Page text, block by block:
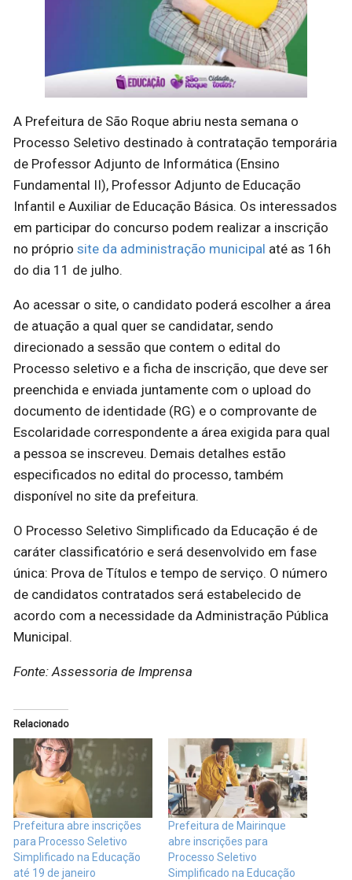
A Prefeitura de São Roque abriu nesta semana o
Processo Seletivo destinado à contratação temporária
de Professor Adjunto de Informática (Ensino
Fundamental II), Professor Adjunto de Educação
Infantil e Auxiliar de Educação Básica. Os interessados
em participar do concurso podem realizar a inscrição
no próprio site da administração municipal até as 16h
do dia 11 de julho.
Ao acessar o site, o candidato poderá escolher a área
de atuação a qual quer se candidatar, sendo
direcionado a sessão que contem o edital do
Processo seletivo e a ficha de inscrição, que deve ser
preenchida e enviada juntamente com o upload do
documento de identidade (RG) e o comprovante de
Escolaridade correspondente a área exigida para qual
a pessoa se inscreveu. Demais detalhes estão
especificados no edital do processo, também
disponível no site da prefeitura.
O Processo Seletivo Simplificado da Educação é de
caráter classificatório e será desenvolvido em fase
única: Prova de Títulos e tempo de serviço. O número
de candidatos contratados será estabelecido de
acordo com a necessidade da Administração Pública
Municipal.
Fonte: Assessoria de Imprensa
Relacionado
Prefeitura abre inscrições
para Processo Seletivo
Simplificado na Educação
até 19 de janeiro
Prefeitura de Mairinque
abre inscrições para
Processo Seletivo
Simplificado na Educação